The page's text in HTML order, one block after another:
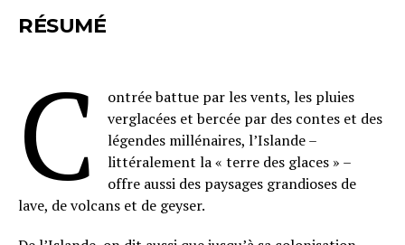
RÉSUMÉ
C
ontrée battue par les vents, les pluies
verglacées et bercée par des contes et des
légendes millénaires, l’Islande –
littéralement la « terre des glaces » –
offre aussi des paysages grandioses de
lave, de volcans et de geyser.